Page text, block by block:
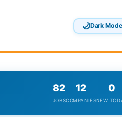
🌙Dark Mode
82
JOBS
12
COMPANIES
0
NEW